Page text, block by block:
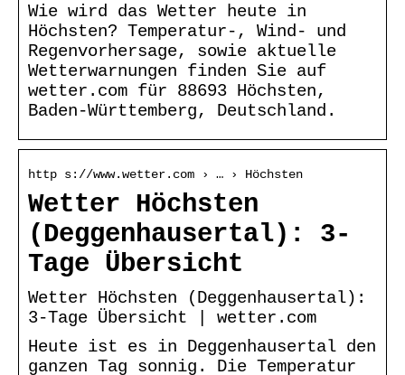
Wie wird das Wetter heute in
Höchsten? Temperatur-, Wind- und
Regenvorhersage, sowie aktuelle
Wetterwarnungen finden Sie auf
wetter.com für 88693 Höchsten,
Baden-Württemberg, Deutschland.
http s://www.wetter.com › … › Höchsten
Wetter Höchsten
(Deggenhausertal): 3-
Tage Übersicht
Wetter Höchsten (Deggenhausertal):
3-Tage Übersicht | wetter.com
Heute ist es in Deggenhausertal den
ganzen Tag sonnig. Die Temperatur